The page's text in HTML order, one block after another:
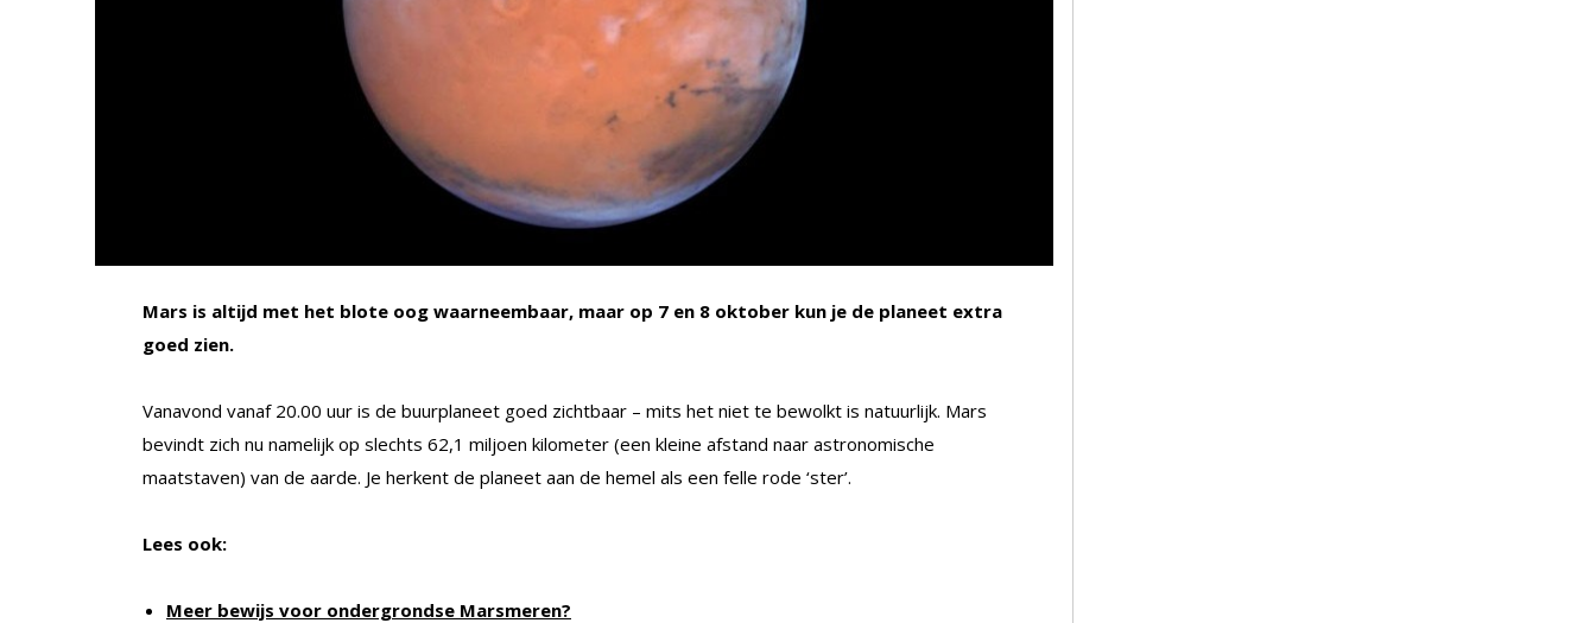
Mars is altijd met het blote oog waarneembaar, maar op 7 en 8 oktober kun je de planeet extra
goed zien.
Vanavond vanaf 20.00 uur is de buurplaneet goed zichtbaar – mits het niet te bewolkt is natuurlijk. Mars
bevindt zich nu namelijk op slechts 62,1 miljoen kilometer (een kleine afstand naar astronomische
maatstaven) van de aarde. Je herkent de planeet aan de hemel als een felle rode ‘ster’.
Lees ook:
Meer bewijs voor ondergrondse Marsmeren?